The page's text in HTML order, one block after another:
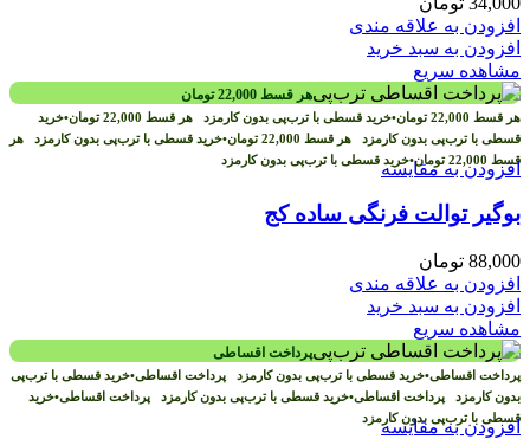
افزودن به علاقه مندی
افزودن به سبد خرید
مشاهده سریع
هر قسط 22,000 تومان
هر قسط 22,000 تومان•خرید قسطی با ترب‌پی بدون کارمزد هر قسط 22,000 تومان•خرید
قسطی با ترب‌پی بدون کارمزد هر قسط 22,000 تومان•خرید قسطی با ترب‌پی بدون کارمزد هر
قسط 22,000 تومان•خرید قسطی با ترب‌پی بدون کارمزدافزودن به مقایسه
بوگیر توالت فرنگی ساده کج
88,000 تومان
افزودن به علاقه مندی
افزودن به سبد خرید
مشاهده سریع
پرداخت اقساطی
پرداخت اقساطی•خرید قسطی با ترب‌پی بدون کارمزد پرداخت اقساطی•خرید قسطی با ترب‌پی
بدون کارمزد پرداخت اقساطی•خرید قسطی با ترب‌پی بدون کارمزد پرداخت اقساطی•خرید
قسطی با ترب‌پی بدون کارمزد
افزودن به مقایسه